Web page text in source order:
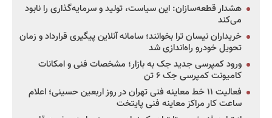
هشدار قطعه‌سازان: این سیاست، تولید و سرمایه‌گذاری را نابود
می‌کند
خریداران نیسان ترا بخوانند؛ سامانه آنلاین پیگیری قرارداد و زمان
تحویل خودرو راه‌اندازی شد
ورود کمپرسی جدید جک به بازار؛ مشخصات فنی و امکانات
کامیونت کمپرسی جک ۶ تن
فعالیت ۱۱ خط معاینه فنی تهران در روز اربعین حسینی؛ اعلام
ساعت کار مراکز معاینه فنی پایتخت